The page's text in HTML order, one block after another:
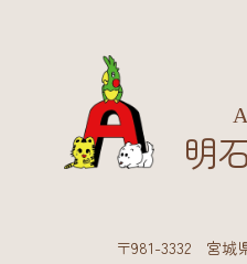
明
〒981-3332 宮城